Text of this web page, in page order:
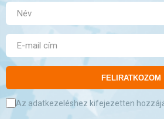
FELIRATKOZOM
Az adatkezeléshez kifejezetten